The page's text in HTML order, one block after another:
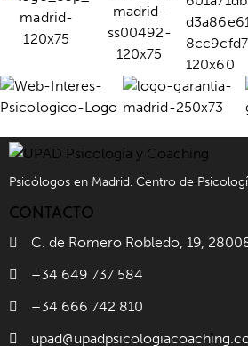
Psicólogos en Madrid. Centro de
CONTACTO
C. de Romero Robledo, 19,
+34 649 737 584
+34 666 742 810